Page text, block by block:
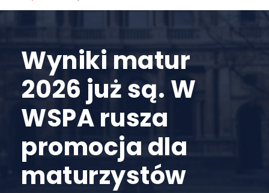
Wyniki matur
2026 już są. W
WSPA rusza
promocja dla
maturzystów